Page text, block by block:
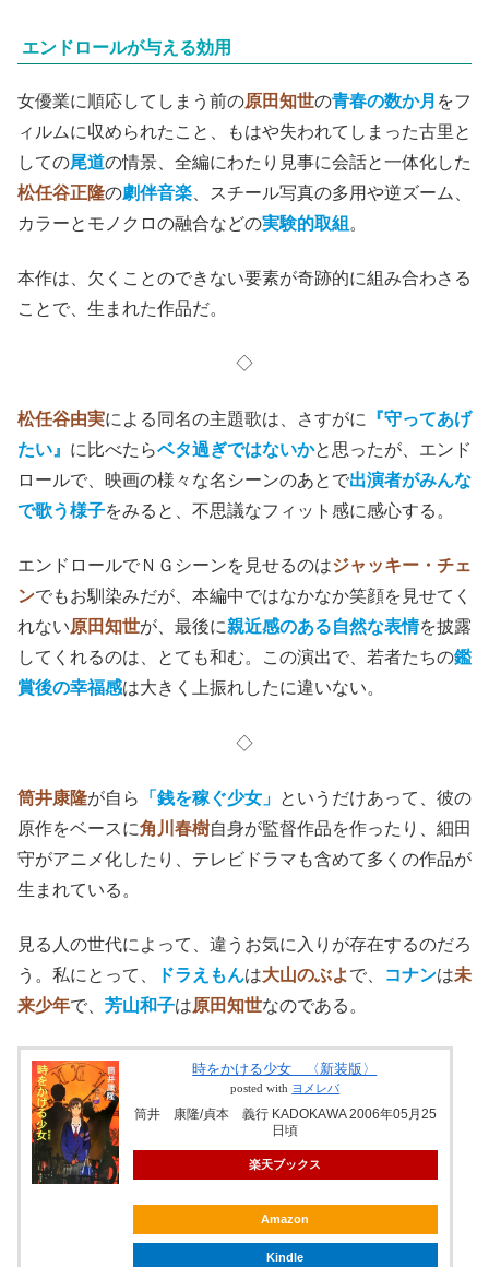
エンドロールが与える効用
女優業に順応してしまう前の原田知世の青春の数か月 をフ
ィルムに収められたこと、もはや失われてしまった古里と
しての尾道の情景、全編にわたり見事に会話と一体化した
松任谷正隆の劇伴音楽 、スチール写真の多用や逆ズーム、
カラーとモノクロの融合などの実験的取組 。
本作は、欠くことのできない要素が奇跡的に組み合わさる
ことで、生まれた作品だ。
◇
松任谷由実による同名の主題歌は、さすがに
『守ってあげ
たい』 に比べたらベタ過ぎではないかと思ったが、エンド
ロールで、映画の様々な名シーンのあとで出演者がみんな
で歌う様子をみると、不思議なフィット感に感心する。
エンドロールでＮＧシーンを見せるのはジャッキー・チェ
ンでもお馴染みだが、本編中ではなかなか笑顔を見せてく
れない原田知世が、最後に親近感のある自然な表情を披露
してくれるのは、とても和む。この演出で、若者たちの鑑
賞後の幸福感は大きく上振れしたに違いない。
◇
筒井康隆が自ら 「銭を稼ぐ少女」 というだけあって、彼の
原作をベースに角川春樹自身が監督作品を作ったり、細田
守がアニメ化したり、テレビドラマも含めて多くの作品が
生まれている。
見る人の世代によって、違うお気に入りが存在するのだろ
う。私にとって、
ドラえもんは大山のぶよで、 コナンは未
来少年で、 芳山和子は原田知世なのである。
時をかける少女 〈新装版〉
posted with ヨメレバ
筒井 康隆/貞本 義行 KADOKAWA 2006年05月25
日頃
楽天ブックス
Amazon
Kindle